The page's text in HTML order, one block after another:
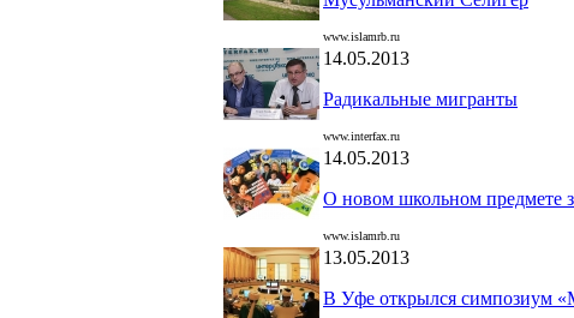
www.islamrb.ru
14.05.2013
Радикальные мигранты
www.interfax.ru
14.05.2013
О новом школьном предмете
www.islamrb.ru
13.05.2013
В Уфе открылся симпозиум